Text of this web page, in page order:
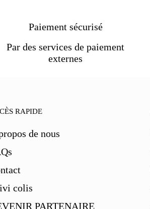
Paiement sécurisé
Par des services de paiement
externes
RAPIDE
de nous
colis
PARTENAIRE